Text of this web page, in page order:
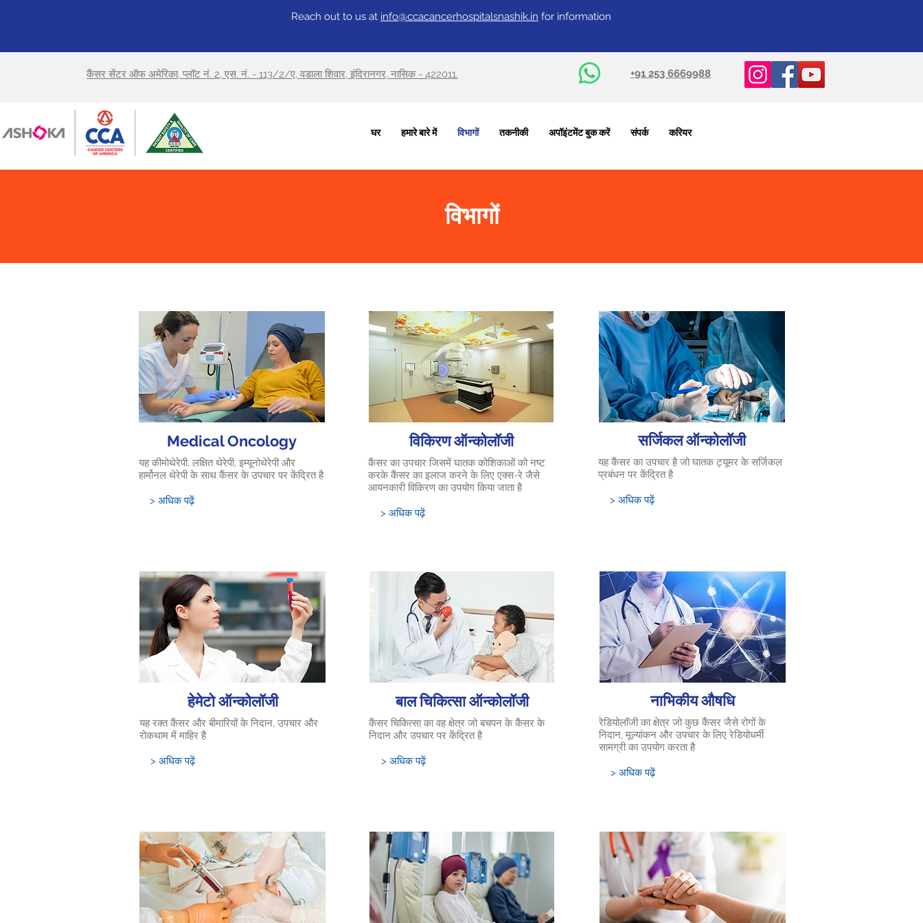
Reach out to us at info@ccacancerhospitalsnashik.in for information
कैंसर सेंटर ऑफ अमेरिका, प्लॉट नं. 2, एस. नं. - 113/2/ए, वडाला शिवार, इंदिरानगर, नासिक - 422011. +91 253 6669988
घर हमारे बारे में विभागों तकनीकी अपॉइंटमेंट बुक करें संपर्क करियर
विभागों
Medical Oncology
यह कीमोथेरेपी, लक्षित थेरेपी, इम्यूनोथेरेपी और
हार्मोनल थेरेपी के साथ कैंसर के उपचार पर केंद्रित है
> अधिक पढ़ें
विकिरण ऑन्कोलॉजी
कैंसर का उपचार जिसमें घातक कोशिकाओं को नष्ट
करके कैंसर का इलाज करने के लिए एक्स-रे जैसे
आयनकारी विकिरण का उपयोग किया जाता है
> अधिक पढ़ें
सर्जिकल ऑन्कोलॉजी
यह कैंसर का उपचार है जो घातक ट्यूमर के सर्जिकल
प्रबंधन पर केंद्रित है
> अधिक पढ़ें
हेमेटो ऑन्कोलॉजी
यह रक्त कैंसर और बीमारियों के निदान, उपचार और
रोकथाम में माहिर है
> अधिक पढ़ें
बाल चिकित्सा ऑन्कोलॉजी
कैंसर चिकित्सा का वह क्षेत्र जो बचपन के कैंसर के
निदान और उपचार पर केंद्रित है
> अधिक पढ़ें
नाभिकीय औषधि
रेडियोलॉजी का क्षेत्र जो कुछ कैंसर जैसे रोगों के
निदान, मूल्यांकन और उपचार के लिए रेडियोधर्मी
सामग्री का उपयोग करता है
> अधिक पढ़ें